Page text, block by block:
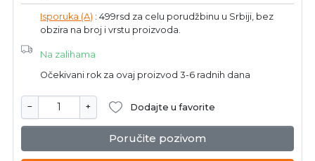
Isporuka (A) : 499rsd za celu porudžbinu u Srbiji, bez
obzira na broj i vrstu proizvoda.
Na zalihama
Očekivani rok za ovaj proizvod 3-6 radnih dana
− + Dodajte u favorite
Poručite pozivom